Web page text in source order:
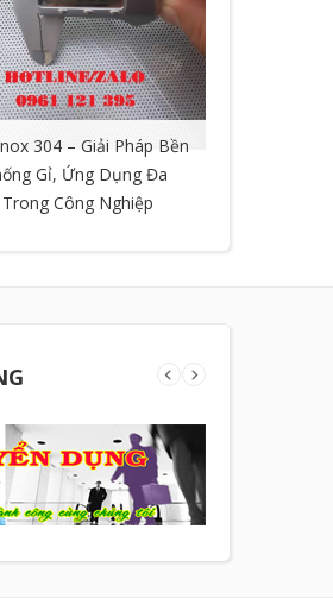
304 – Giải Pháp Bền
Gỉ, Ứng Dụng Đa
Công Nghiệp